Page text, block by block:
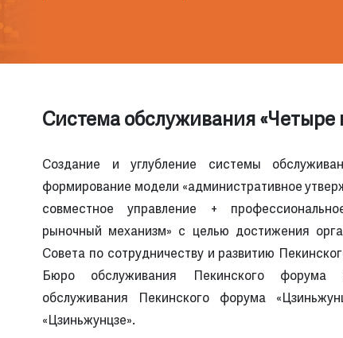
Система обслуживания «Четыре
Создание и углубление системы
формирование модели «административное
совместное управление +
рыночный механизм» с целью достижения
Совета по сотрудничеству и развитию
Бюро обслуживания Пекинского форума
обслуживания Пекинского форума
«Цзиньжунцзе».